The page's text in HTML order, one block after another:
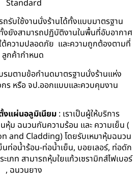
Standard
ถรับใช้งานนั่งร้านได้ทั้งแบบมาตรฐาน
ยังสามารถปฏิบัติงานในพื้นที่อับอากาศ
ความปลอดภัย และความถูกต้องตามที่
ลูกค้ากำหนด
มตามข้อกำนดมาตรฐานนั่งร้านแห่ง
กร หรือ จป.ออกแบบและควบคุมงาน
งแผ่นอลูมิเนียม : เราเป็นผู้ให้บริการ
หุ้ม ฉนวนกันความร้อน และ ความเย็น (
and Cladding) โดยรับเหมาหุ้มฉนวน
ท่อน้ำร้อน-ท่อน้ำเย็น, บอยเลอร์, ท่อดัก
เภท สามารถหุ้มใยแก้วเซรามิกส์ไฟเบอร์
, ฉนวนยาง